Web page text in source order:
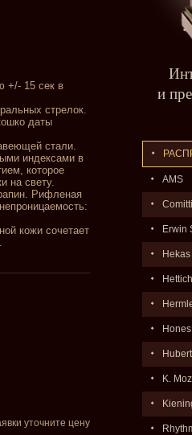
и
AMS
Erwin
Hekas
Hettich
Hones
K.
+/- 15 сек в
стрелок.
даты
стали.
индексами в
которое
на свету.
Рифленая
кожи сочетает
уточните цену